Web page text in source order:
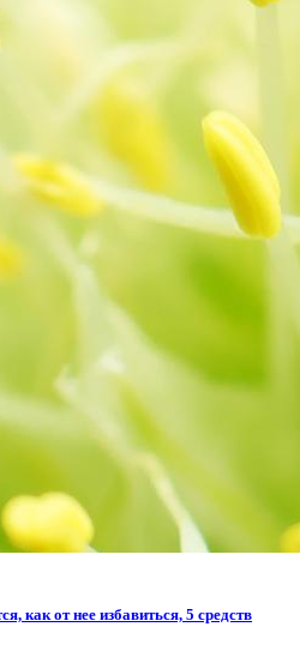
как от нее избавиться, 5 средств